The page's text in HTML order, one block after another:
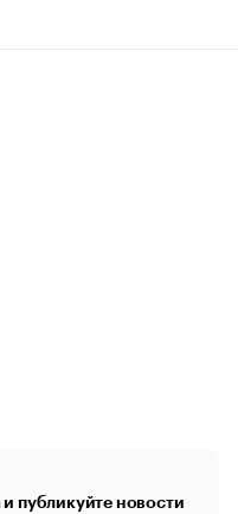
публикуйте новости